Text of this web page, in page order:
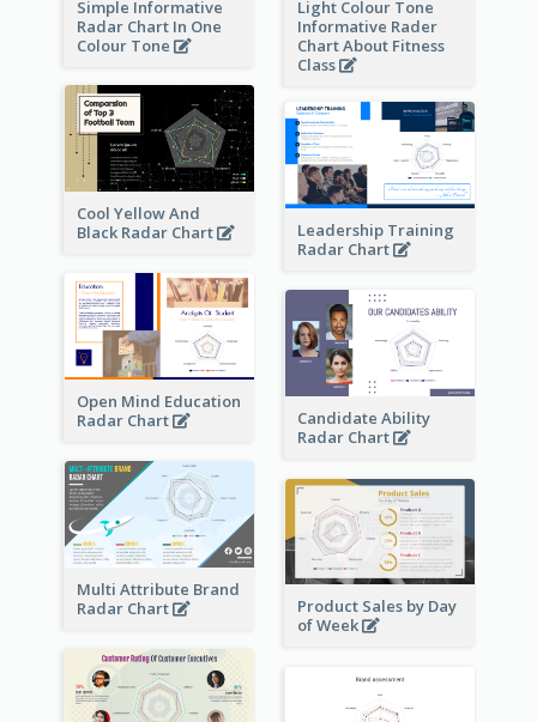
Simple Informative
Radar Chart In One
Colour Tone
Light Colour Tone
Informative Rader
Chart About Fitness
Class
Cool Yellow And
Black Radar Chart
Leadership Training
Radar Chart
Open Mind Education
Radar Chart
Candidate Ability
Radar Chart
Multi Attribute Brand
Radar Chart
Product Sales by Day
of Week